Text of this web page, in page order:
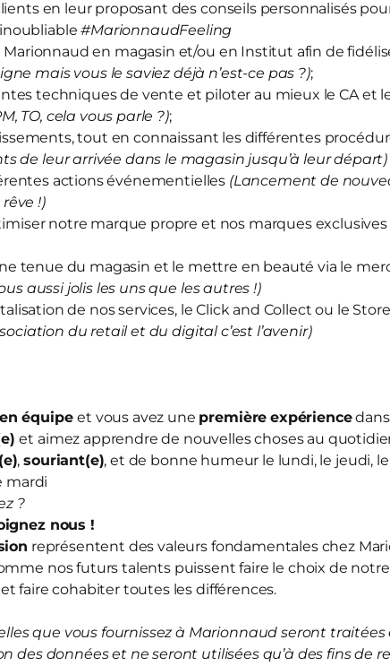
en leur proposant des conseils personnalisés
#MarionnaudFeeling
en magasin et/ou en Institut afin de
mais vous le saviez déjà n’est-ce pas ?);
techniques de vente et piloter au mieux le CA et
TO, cela vous parle ?);
tout en connaissant les différentes
de leur arrivée dans le magasin jusqu’à leur départ)
actions événementielles (Lancement de
!)
notre marque propre et nos marques exclusives
tenue du magasin et le mettre en beauté via le
aussi jolis les uns que les autres !)
de nos services, le Click and Collect ou le
du retail et du digital c’est l’avenir)
équipeet vous avez une première expérience
et aimez apprendre de nouvelles choses au
,souriant(e), et de bonne humeur le lundi, le jeudi,
mardi
?
nous !
représentent des valeurs fondamentales chez
nos futurs talents puissent faire le choix de
faire cohabiter toutes les différences.
que vous fournissez à Marionnaud seront traitées
des données et ne seront utilisées qu’à des fins de